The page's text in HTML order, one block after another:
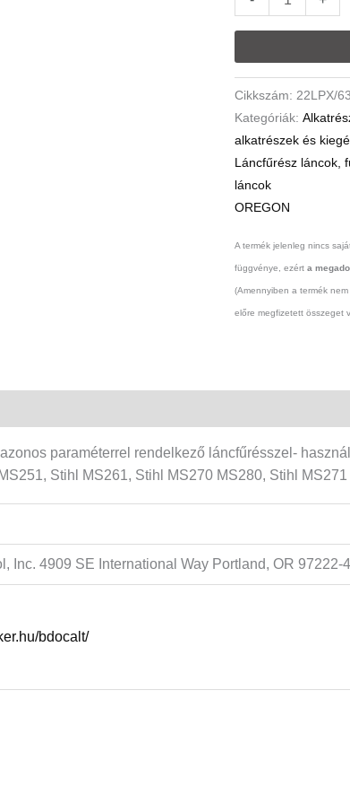
mennyiség
Cikkszám:22LPX/63
Kategóriák:
alkatrészek és
Láncfűrész láncok,
láncok
OREGON
A termék jelenleg nincs
függvénye, ezérta
(Amennyiben a termék
előre megfizetett összeget
paraméterrel rendelkező láncfűrésszel-
Stihl MS261, Stihl MS270 MS280, Stihl
Inc. 4909 SE International Way Portland, OR 97222-
bdocalt/